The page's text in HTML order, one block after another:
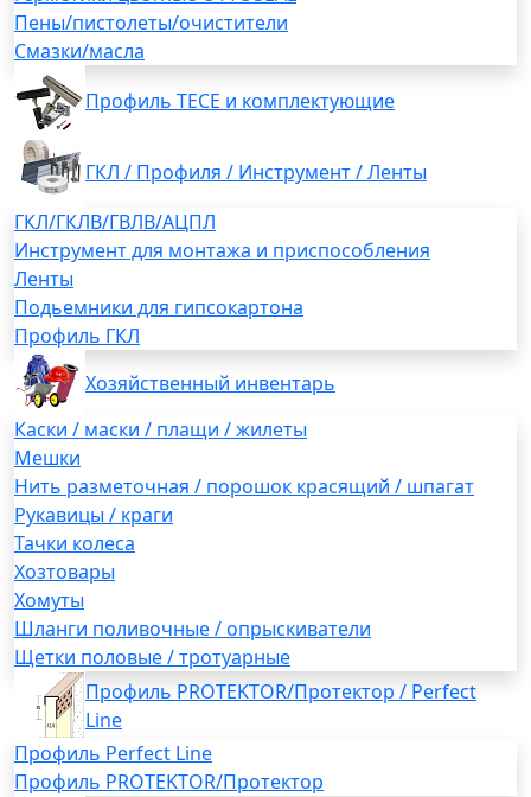
Пены/пистолеты/очистители
Смазки/масла
Профиль TECE и комплектующие
ГКЛ / Профиля / Инструмент / Ленты
ГКЛ/ГКЛВ/ГВЛВ/АЦПЛ
Инструмент для монтажа и приспособления
Ленты
Подьемники для гипсокартона
Профиль ГКЛ
Хозяйственный инвентарь
Каски / маски / плащи / жилеты
Мешки
Нить разметочная / порошок красящий / шпагат
Рукавицы / краги
Тачки колеса
Хозтовары
Хомуты
Шланги поливочные / опрыскиватели
Щетки половые / тротуарные
Профиль PROTEKTOR/Протектор / Perfect
Line
Профиль Perfect Line
Профиль PROTEKTOR/Протектор